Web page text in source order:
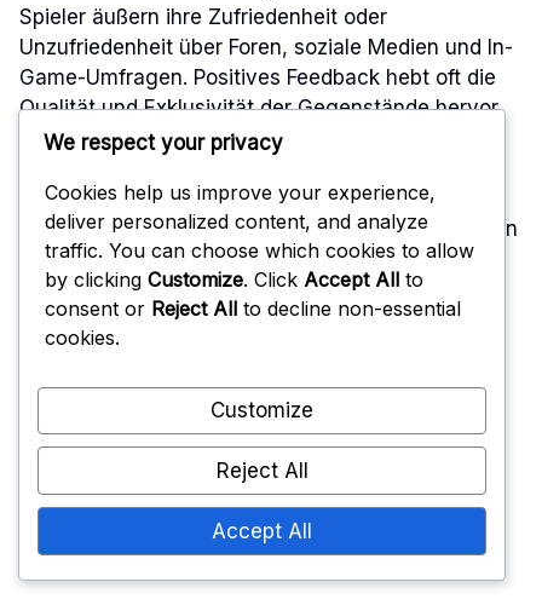
Spieler äußern ihre Zufriedenheit oder
Unzufriedenheit über Foren, soziale Medien und In-
Game-Umfragen. Positives Feedback hebt oft die
Qualität und Exklusivität der Gegenstände hervor,
während negative Kommentare sich
geringen Wert oder den übermäßigen Aufwand
konzentrieren, der erforderlich ist, um Belohnungen
freizuschalten.
Entwickler nutzen dieses Feedback oft, um
zukünftige Angebote des Battle Pass anzupassen.
dass bestimmte Belohnungen den Aufwand nicht
wert sind, könnten Entwickler in den folgenden
Saisons ansprechendere Gegenstände einführen.
Diese Reaktionsfähigkeit kann die Loyalität der
Spieler erhöhen und die allgemeine Zufriedenheit
mit dem Spiel verbessern.
We respect your privacy
Cookies help us improve your experience,
deliver personalized content, and analyze
traffic. You can choose which cookies to allow
by clicking Customize. Click Accept All to
consent or Reject All to decline non-essential
cookies.
Customize
Reject All
Accept All